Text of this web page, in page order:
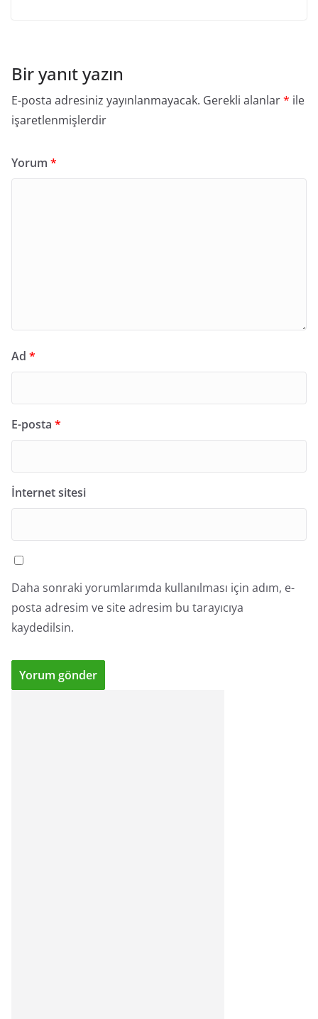
Bir yanıt yazın
E-posta adresiniz yayınlanmayacak. Gerekli alanlar* ile
işaretlenmişlerdir
Yorum *
Ad *
E-posta *
İnternet sitesi
Daha sonraki yorumlarımda kullanılması için adım, e-
posta adresim ve site adresim bu tarayıcıya
kaydedilsin.